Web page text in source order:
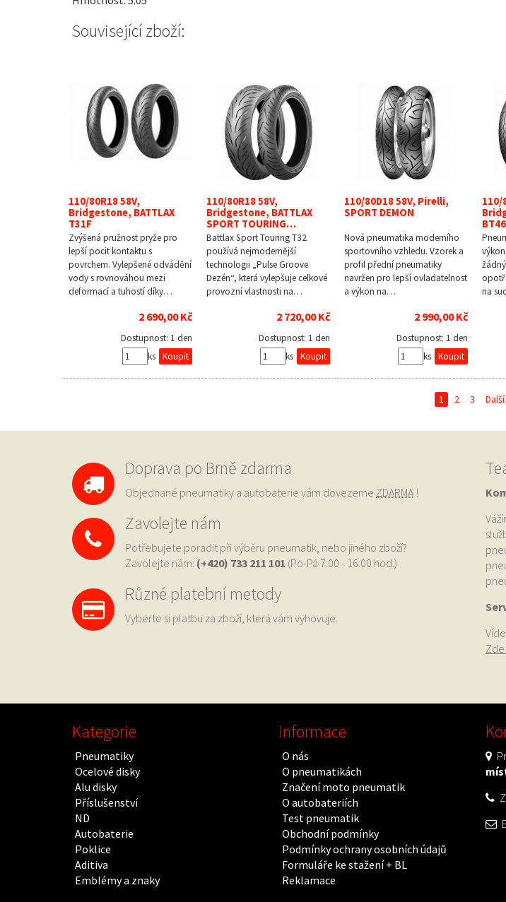
Související zboží:
110/80R18 58V,
Bridgestone, BATTLAX
T31F
Zvýšená pružnost pryže pro
lepší pocit kontaktu s
povrchem. Vylepšené odvádění
vody s rovnováhou mezi
deformací a tuhostí díky…
2 690,00 Kč
Dostupnost: 1 den
ks
110/80R18 58V,
Bridgestone, BATTLAX
SPORT TOURING…
Battlax Sport Touring T32
používá nejmodernější
technologii „Pulse Groove
Dezén“, která vylepšuje celkové
provozní vlastnosti na…
2 720,00 Kč
Dostupnost: 1 den
ks
110/80D18 58V, Pirelli,
SPORT DEMON
Nová pneumatika moderního
sportovního vzhledu. Vzorek a
profil přední pneumatiky
navržen pro lepší ovladatelnost
a výkon na…
2 990,00 Kč
Dostupnost: 1 den
ks
110/
BT46
na
1 2 3 Další
Doprava po Brně zdarma
Objednané pneumatiky a autobaterie vám dovezeme ZDARMA !
Zavolejte nám
Potřebujete poradit při výběru pneumatik, nebo jiného zboží?
Zavolejte nám: (+420) 733 211 101 (Po-Pá 7:00 - 16:00 hod.)
Různé platební metody
Vyberte si platbu za zboží, která vám vyhovuje.
Kategorie
Pneumatiky
Ocelové disky
Alu disky
Příslušenství
ND
Autobaterie
Poklice
Aditiva
Emblémy a znaky
Informace
O nás
O pneumatikách
Značení moto pneumatik
O autobateriích
Test pneumatik
Obchodní podmínky
Podmínky ochrany osobních údajů
Formuláře ke stažení + BL
Reklamace